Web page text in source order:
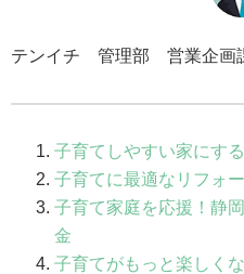
テンイチ 管理部 営業企画
子育てしやすい家にす
子育てに最適なリフォ
子育て家庭を応援！静
金
子育てがもっと楽しく